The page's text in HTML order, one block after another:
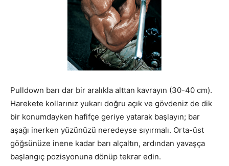
Pulldown barı dar bir aralıkla alttan kavrayın (30-40 cm).
Harekete kollarınız yukarı doğru açık ve gövdeniz de dik
bir konumdayken hafifçe geriye yatarak başlayın; bar
aşağı inerken yüzünüzü neredeyse sıyırmalı. Orta-üst
göğsünüze inene kadar barı alçaltın, ardından yavaşça
başlangıç pozisyonuna dönüp tekrar edin.